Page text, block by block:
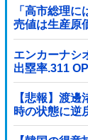
「高市総理
売値は生産原
「今年でやめ
エンカーナシ
出塁率.311
【悲報】渡
時の状態に逆